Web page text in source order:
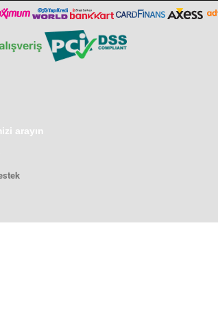
arayın